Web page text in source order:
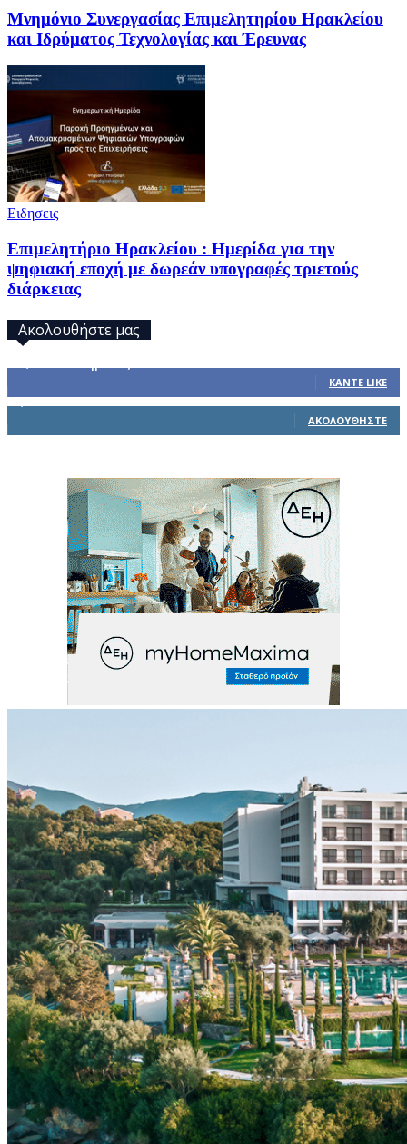
Μνημόνιο Συνεργασίας Επιμελητηρίου Ηρακλείου
και Ιδρύματος Τεχνολογίας και Έρευνας
Ειδησεις
Επιμελητήριο Ηρακλείου : Ημερίδα για την
ψηφιακή εποχή με δωρεάν υπογραφές τριετούς
διάρκειας
Ακολουθήστε μας
ΚΆΝΤΕ LIKE
ΑΚΟΛΟΥΘΉΣΤΕ